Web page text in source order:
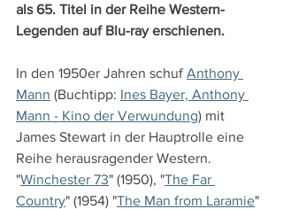
als 65. Titel in der Reihe Western-
Legenden auf Blu-ray erschienen.
In den 1950er Jahren schuf Anthony
Mann (Buchtipp: Ines Bayer, Anthony
Mann - Kino der Verwundung) mit
James Stewart in der Hauptrolle eine
Reihe herausragender Western.
"Winchester 73" (1950), "The Far
Country" (1954) "The Man from Laramie"